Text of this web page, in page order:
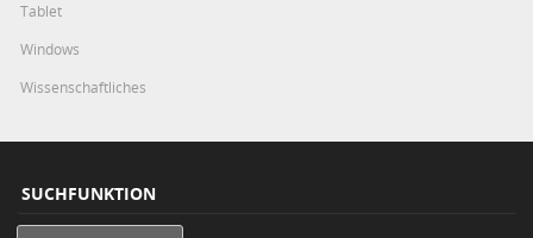
Tablet
Windows
Wissenschaftliches
SUCHFUNKTION